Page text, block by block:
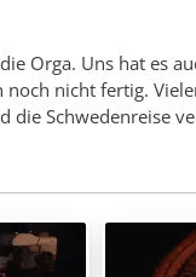
Orga. Uns hat es
nicht fertig.
die Schwedenreise